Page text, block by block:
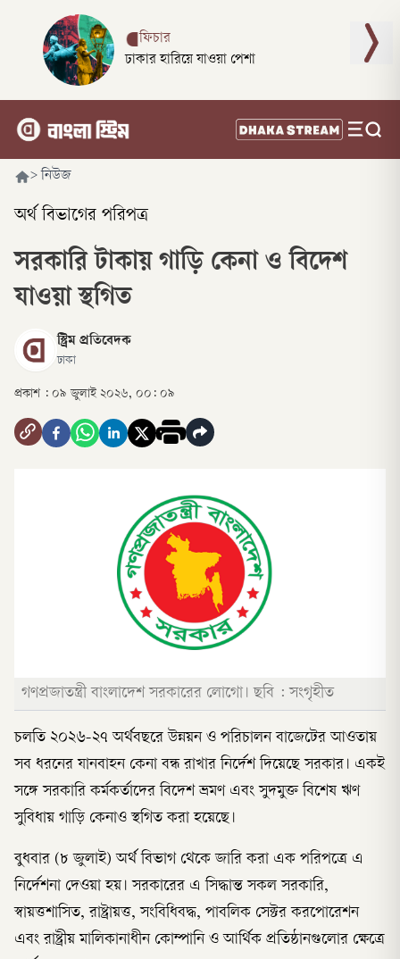
ফিচার
ঢাকার হারিয়ে যাওয়া পেশা
> নিউজ
অর্থ বিভাগের পরিপত্র
সরকারি টাকায় গাড়ি কেনা ও বিদেশ
যাওয়া স্থগিত
স্ট্রিম প্রতিবেদক
ঢাকা
প্রকাশ : ০৯ জুলাই ২০২৬, ০০: ০৯
গণপ্রজাতন্ত্রী বাংলাদেশ সরকারের লোগো। ছবি : সংগৃহীত
চলতি ২০২৬-২৭ অর্থবছরে উন্নয়ন ও পরিচালন বাজেটের আওতায়
সব ধরনের যানবাহন কেনা বন্ধ রাখার নির্দেশ দিয়েছে সরকার। একই
সঙ্গে সরকারি কর্মকর্তাদের বিদেশ ভ্রমণ এবং সুদমুক্ত বিশেষ ঋণ
সুবিধায় গাড়ি কেনাও স্থগিত করা হয়েছে।
বুধবার (৮ জুলাই) অর্থ বিভাগ থেকে জারি করা এক পরিপত্রে এ
নির্দেশনা দেওয়া হয়। সরকারের এ সিদ্ধান্ত সকল সরকারি,
স্বায়ত্তশাসিত, রাষ্ট্রায়ত্ত, সংবিধিবদ্ধ, পাবলিক সেক্টর করপোরেশন
এবং রাষ্ট্রীয় মালিকানাধীন কোম্পানি ও আর্থিক প্রতিষ্ঠানগুলোর ক্ষেত্রে